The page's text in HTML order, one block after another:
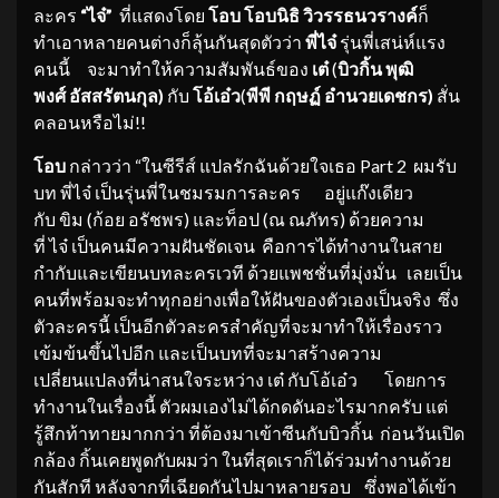
ละคร “ไจ๋” ที่แสดงโดย โอบโอบนิธิวิวรรธนวรางค์ก็
ทำเอาหลายคนต่างก็ลุ้นกันสุดตัวว่า พี่ไจ๋รุ่นพี่เสน่ห์แรง
คนนี้
จะมาทำให้ความสัมพันธ์ของ เต(บิวกิ้นพุฒิ
พงศ์อัสสรัตนกุล) กับ โอ้เอ๋ว(พีพี กฤษฏ์ อำนวยเดชกร) สั่น
คลอนหรือไม่!!
โอบ กล่าวว่า “ในซีรีส์ แปลรักฉันด้วยใจเธอ Part 2 ผมรับ
บท พี่ไจ๋ เป็นรุ่นพี่ในชมรมการละคร อยู่แก๊งเดียว
กับ ขิม (ก้อย อรัชพร) และท็อป (ณ ณภัทร) ด้วยความ
ที่ ไจ๋ เป็นคนมีความฝันชัดเจน คือการได้ทำงานในสาย
กำกับและเขียนบทละครเวที ด้วยแพชชั่นที่มุ่งมั่น เลยเป็น
คนที่พร้อมจะทำทุกอย่างเพื่อให้ฝันของตัวเองเป็นจริง ซึ่ง
ตัวละครนี้ เป็นอีกตัวละครสำคัญที่จะมาทำให้เรื่องราว
เข้มข้นขึ้นไปอีก และเป็นบทที่จะมาสร้างความ
เปลี่ยนแปลงที่น่าสนใจระหว่าง เต๋ กับโอ้เอ๋ว โดยการ
ทำงานในเรื่องนี้ ตัวผมเองไม่ได้กดดันอะไรมากครับ แต่
รู้สึกท้าทายมากกว่า ที่ต้องมาเข้าซีนกับบิวกิ้น ก่อนวันเปิด
กล้อง กิ้นเคยพูดกับผมว่า ในที่สุดเราก็ได้ร่วมทำงานด้วย
กันสักที หลังจากที่เฉียดกันไปมาหลายรอบ ซึ่งพอได้เข้า